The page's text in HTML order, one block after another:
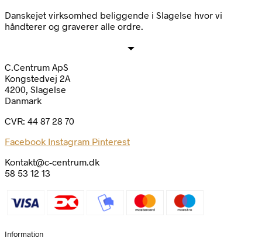
Danskejet virksomhed beliggende i Slagelse hvor vi
håndterer og graverer alle ordre.
C.Centrum ApS
Kongstedvej 2A
4200, Slagelse
Danmark
CVR: 44 87 28 70
Facebook Instagram Pinterest
Kontakt@c-centrum.dk
58 53 12 13
Information